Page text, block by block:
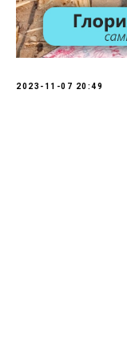
2023-11-07 20:49